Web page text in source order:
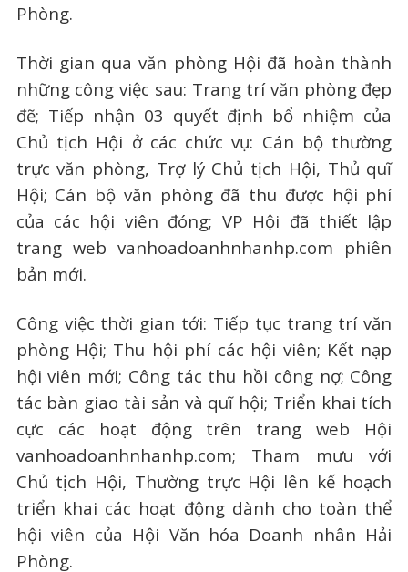
Phòng.
Thời gian qua văn phòng Hội đã hoàn thành
những công việc sau: Trang trí văn phòng đẹp
đẽ; Tiếp nhận 03 quyết định bổ nhiệm của
Chủ tịch Hội ở các chức vụ: Cán bộ thường
trực văn phòng, Trợ lý Chủ tịch Hội, Thủ quĩ
Hội; Cán bộ văn phòng đã thu được hội phí
của các hội viên đóng; VP Hội đã thiết lập
trang web vanhoadoanhnhanhp.com phiên
bản mới.
Công việc thời gian tới: Tiếp tục trang trí văn
phòng Hội; Thu hội phí các hội viên; Kết nạp
hội viên mới; Công tác thu hồi công nợ; Công
tác bàn giao tài sản và quĩ hội; Triển khai tích
cực các hoạt động trên trang web Hội
vanhoadoanhnhanhp.com; Tham mưu với
Chủ tịch Hội, Thường trực Hội lên kế hoạch
triển khai các hoạt động dành cho toàn thể
hội viên của Hội Văn hóa Doanh nhân Hải
Phòng.